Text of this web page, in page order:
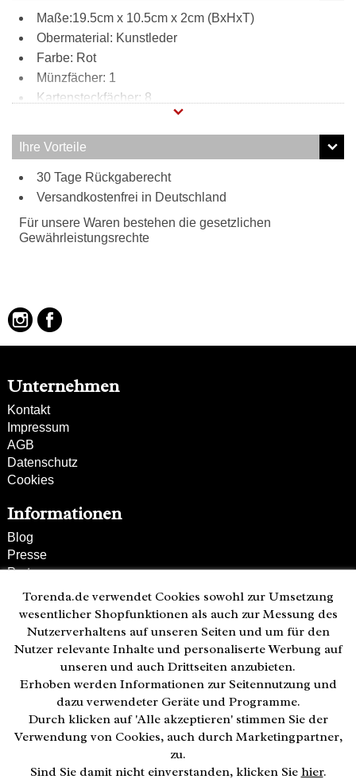
Maße:19.5cm x 10.5cm x 2cm (BxHxT)
Obermaterial: Kunstleder
Farbe: Rot
Münzfächer: 1
Kartensteckfächer: 8
Innen:
4 Scheinfächer
8 Kartensteckfächer
Münzfach mit Reißverschluss
Außen:
Glattlederoptik
Ihre Vorteile
30 Tage Rückgaberecht
Versandkostenfrei in Deutschland
Für unsere Waren bestehen die gesetzlichen
Gewährleistungsrechte
Unternehmen
Kontakt
Impressum
AGB
Datenschutz
Cookies
Informationen
Blog
Presse
Partner
Versand und Zahlung
Bestellung wiederrufen
Kunden-Hotline
(040) 244 249-49
Mo - Fr 08:00 - 18:00
• geöffnet
Zahlweisen:
Torenda.de verwendet Cookies sowohl zur Umsetzung
wesentlicher Shopfunktionen als auch zur Messung des
Nutzerverhaltens auf unseren Seiten und um für den
Nutzer relevante Inhalte und personaliserte Werbung auf
unseren und auch Drittseiten anzubieten.
Erhoben werden Informationen zur Seitennutzung und
dazu verwendeter Geräte und Programme.
Durch klicken auf 'Alle akzeptieren' stimmen Sie der
Verwendung von Cookies, auch durch Marketingpartner,
zu.
Sind Sie damit nicht einverstanden, klicken Sie hier.